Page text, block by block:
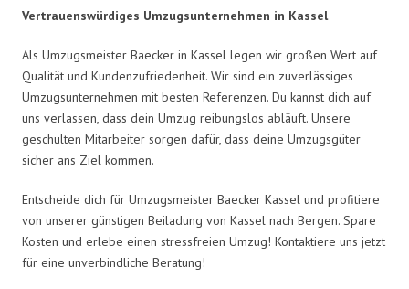
Vertrauenswürdiges Umzugsunternehmen in Kassel
Als Umzugsmeister Baecker in Kassel legen wir großen Wert auf
Qualität und Kundenzufriedenheit. Wir sind ein zuverlässiges
Umzugsunternehmen mit besten Referenzen. Du kannst dich auf
uns verlassen, dass dein Umzug reibungslos abläuft. Unsere
geschulten Mitarbeiter sorgen dafür, dass deine Umzugsgüter
sicher ans Ziel kommen.
Entscheide dich für Umzugsmeister Baecker Kassel und profitiere
von unserer günstigen Beiladung von Kassel nach Bergen. Spare
Kosten und erlebe einen stressfreien Umzug! Kontaktiere uns jetzt
für eine unverbindliche Beratung!